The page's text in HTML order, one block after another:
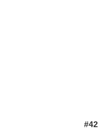
#42